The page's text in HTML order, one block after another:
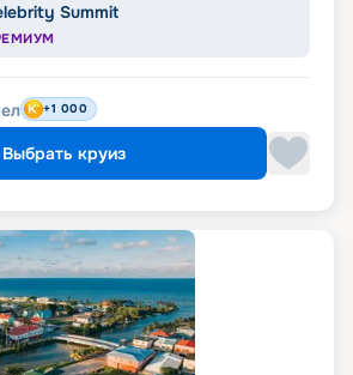
Summit
+1 000
Выбрать круиз